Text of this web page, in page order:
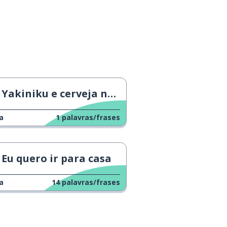
Yakiniku e cerveja no trabalho
1 palavras/frases
Eu quero ir para casa
14 palavras/frases